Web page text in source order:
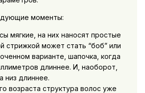
моменты:
мягкие, на них наносят простые
стрижкой может стать “боб” или
варианте, шапочка, когда
длиннее. И, наоборот,
низ длиннее.
возраста структура волос уже